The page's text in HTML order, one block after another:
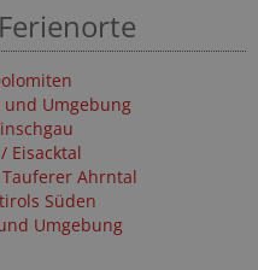
Umgebung
/ Eisacktal
Ahrntal
Süden
Umgebung